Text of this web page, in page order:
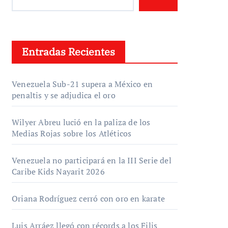
Entradas Recientes
Venezuela Sub-21 supera a México en
penaltis y se adjudica el oro
Wilyer Abreu lució en la paliza de los
Medias Rojas sobre los Atléticos
Venezuela no participará en la III Serie del
Caribe Kids Nayarit 2026
Oriana Rodríguez cerró con oro en karate
Luis Arráez llegó con récords a los Filis